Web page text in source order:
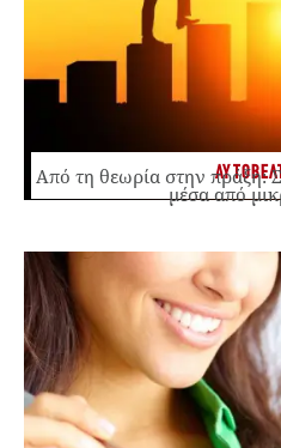
Από τη θεωρία στην πράξη:
μέσα από